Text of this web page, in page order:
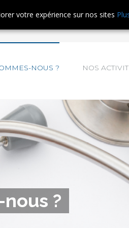
NOUS ? NOS
?
votre expérience sur nos sites